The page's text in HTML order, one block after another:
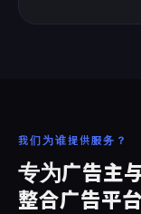
我们为谁提供服务？
专为广告主
整合广告平台